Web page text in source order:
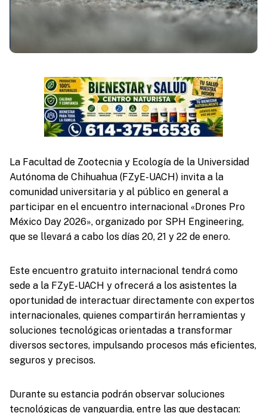
La Facultad de Zootecnia y Ecología de la Universidad
Autónoma de Chihuahua (FZyE-UACH) invita a la
comunidad universitaria y al público en general a
participar en el encuentro internacional «Drones Pro
México Day 2026», organizado por SPH Engineering,
que se llevará a cabo los días 20, 21 y 22 de enero.
Este encuentro gratuito internacional tendrá como
sede a la FZyE-UACH y ofrecerá a los asistentes la
oportunidad de interactuar directamente con expertos
internacionales, quienes compartirán herramientas y
soluciones tecnológicas orientadas a transformar
diversos sectores, impulsando procesos más eficientes,
seguros y precisos.
Durante su estancia podrán observar soluciones
tecnológicas de vanguardia, entre las que destacan: